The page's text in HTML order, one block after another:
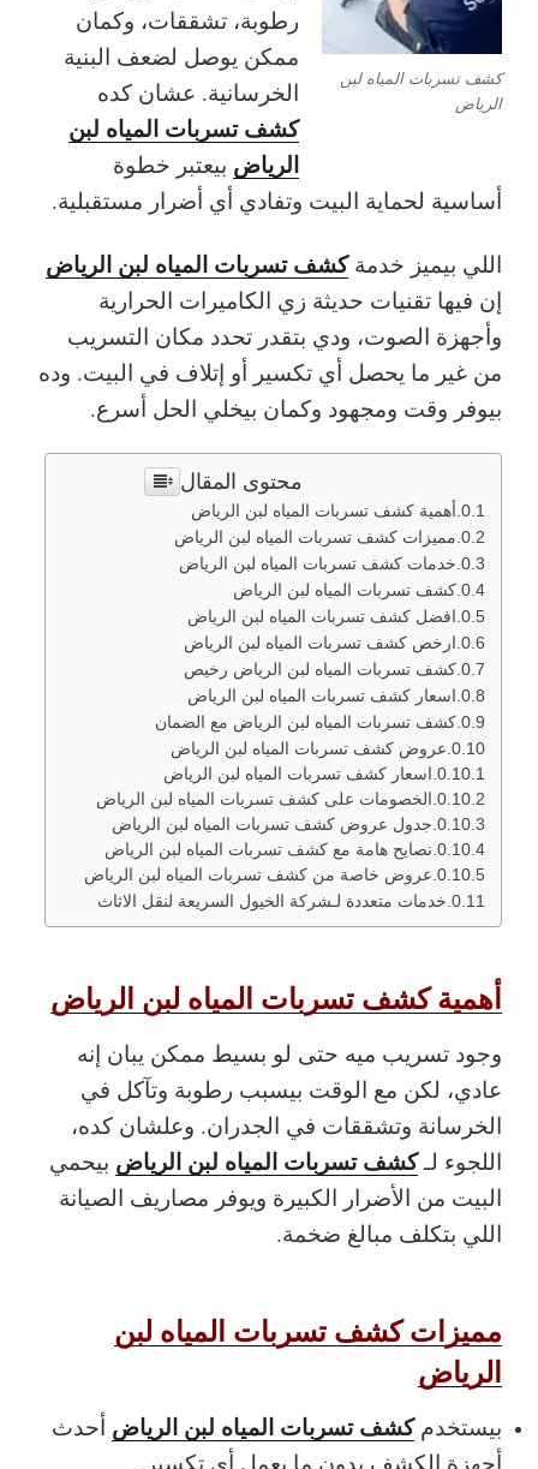
كشف تسربات المياه لبن
الرياض
رطوبة، تشققات، وكمان
ممكن يوصل لضعف البنية
الخرسانية. عشان كده
كشف تسربات المياه لبن
الرياض بيعتبر خطوة
أساسية لحماية البيت وتفادي أي أضرار مستقبلية.
اللي بيميز خدمةكشف تسربات المياه لبن الرياض
إن فيها تقنيات حديثة زي الكاميرات الحرارية
وأجهزة الصوت، ودي بتقدر تحدد مكان التسريب
من غير ما يحصل أي تكسير أو إتلاف في البيت. وده
بيوفر وقت ومجهود وكمان بيخلي الحل أسرع.
محتوى المقال
أهمية كشف تسربات المياه لبن الرياض
مميزات كشف تسربات المياه لبن الرياض
خدمات كشف تسربات المياه لبن الرياض
كشف تسربات المياه لبن الرياض
افضل كشف تسربات المياه لبن الرياض
ارخص كشف تسربات المياه لبن الرياض
كشف تسربات المياه لبن الرياض رخيص
اسعار كشف تسربات المياه لبن الرياض
كشف تسربات المياه لبن الرياض مع الضمان
عروض كشف تسربات المياه لبن الرياض
اسعار كشف تسربات المياه لبن الرياض
الخصومات على كشف تسربات المياه لبن الرياض
جدول عروض كشف تسربات المياه لبن الرياض
نصايح هامة مع كشف تسربات المياه لبن الرياض
عروض خاصة من كشف تسربات المياه لبن الرياض
خدمات متعددة لـشركة الخيول السريعة لنقل الاثاث
أهمية كشف تسربات المياه لبن الرياض
وجود تسريب ميه حتى لو بسيط ممكن يبان إنه
عادي، لكن مع الوقت بيسبب رطوبة وتآكل في
الخرسانة وتشققات في الجدران. وعلشان كده،
اللجوء لـكشف تسربات المياه لبن الرياض بيحمي
البيت من الأضرار الكبيرة ويوفر مصاريف الصيانة
اللي بتكلف مبالغ ضخمة.
مميزات كشف تسربات المياه لبن
الرياض
بيستخدمكشف تسربات المياه لبن الرياض أحدث
أجهزة الكشف بدون ما يعمل أي تكسير.